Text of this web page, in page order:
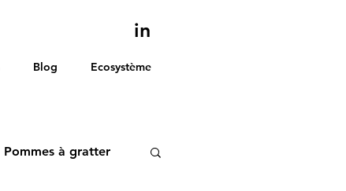
in
Blog Ecosystème
Pommes à gratter